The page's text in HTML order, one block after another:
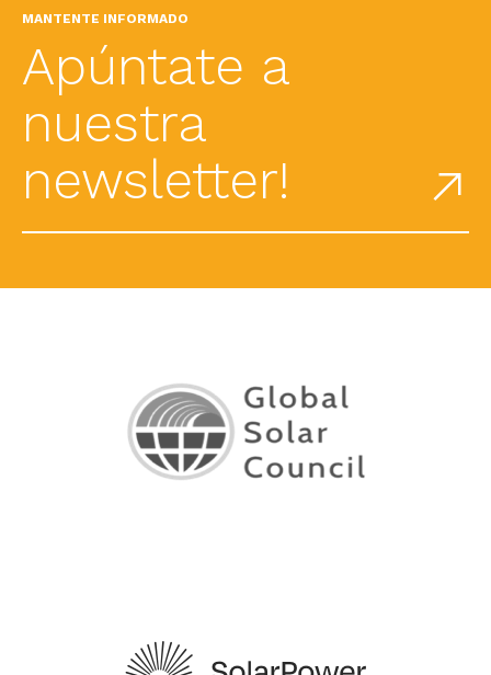
MANTENTE INFORMADO
Apúntate a
nuestra
newsletter!